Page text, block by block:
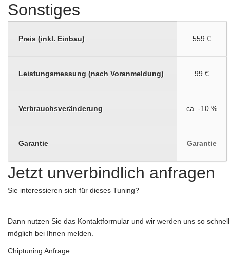
Sonstiges
Preis (inkl. Einbau) 559 €
Leistungsmessung (nach Voranmeldung) 99 €
Verbrauchsveränderung ca. -10 %
Garantie Garantie
Jetzt unverbindlich anfragen
Sie interessieren sich für dieses Tuning?
Dann nutzen Sie das Kontaktformular und wir werden uns so
möglich bei Ihnen melden.
Chiptuning Anfrage: